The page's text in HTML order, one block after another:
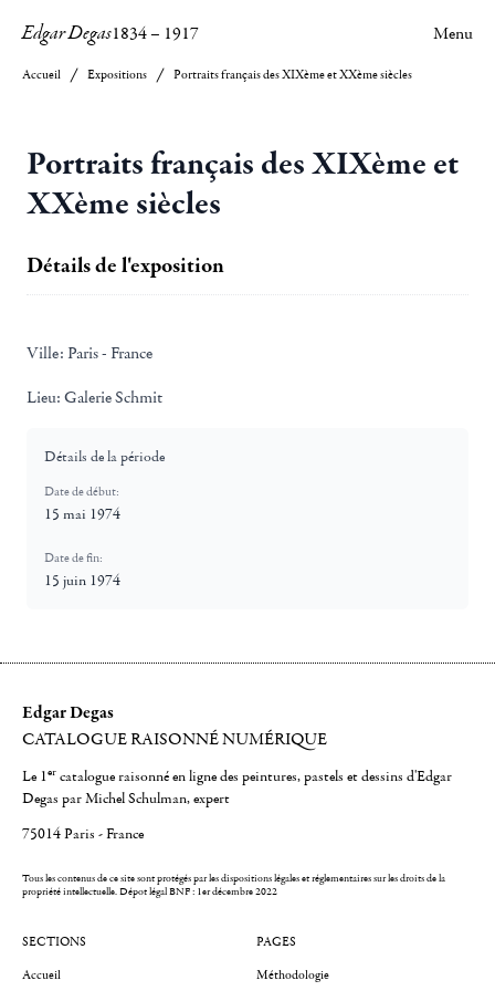
Edgar Degas1834– 1917 Menu
Accueil Expositions Portraits français des XIXème et XXème siècles
Portraits français des XIXème et
XXème siècles
Détails de l'exposition
Ville: Paris - France
Lieu: Galerie Schmit
Détails de la période
Date de début:
15 mai 1974
Date de fin:
15 juin 1974
Edgar Degas
CATALOGUE RAISONNÉ NUMÉRIQUE
Le 1er catalogue raisonné en ligne des peintures, pastels et dessins d'Edgar
Degas par Michel Schulman, expert
75014 Paris - France
Tous les contenus de ce site sont protégés par les dispositions légales et réglementaires sur les droits de la
propriété intellectuelle.Dépot légal BNF : 1er décembre 2022
SECTIONS
Accueil
PAGES
Méthodologie